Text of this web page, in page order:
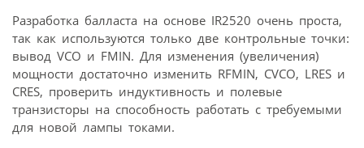
Разработка балласта на основе IR2520 очень проста,
так как используются только две контрольные точки:
вывод VCO и FMIN. Для изменения (увеличения)
мощности достаточно изменить RFMIN, CVCO, LRES и
CRES, проверить индуктивность и полевые
транзисторы на способность работать с требуемыми
для новой лампы токами.